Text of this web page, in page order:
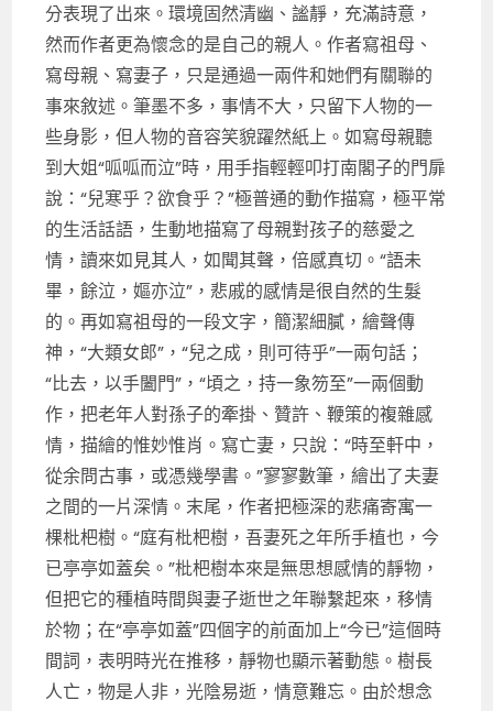
分表現了出來。環境固然清幽、謐靜，充滿詩意，
然而作者更為懷念的是自己的親人。作者寫祖母、
寫母親、寫妻子，只是通過一兩件和她們有關聯的
事來敘述。筆墨不多，事情不大，只留下人物的一
些身影，但人物的音容笑貌躍然紙上。如寫母親聽
到大姐“呱呱而泣”時，用手指輕輕叩打南閣子的門扉
說：“兒寒乎？欲食乎？”極普通的動作描寫，極平常
的生活話語，生動地描寫了母親對孩子的慈愛之
情，讀來如見其人，如聞其聲，倍感真切。“語未
畢，餘泣，嫗亦泣”，悲戚的感情是很自然的生髮
的。再如寫祖母的一段文字，簡潔細膩，繪聲傳
神，“大類女郎”，“兒之成，則可待乎”一兩句話；
“比去，以手闔門”，“頃之，持一象笏至”一兩個動
作，把老年人對孫子的牽掛、贊許、鞭策的複雜感
情，描繪的惟妙惟肖。寫亡妻，只說：“時至軒中，
從余問古事，或憑幾學書。”寥寥數筆，繪出了夫妻
之間的一片深情。末尾，作者把極深的悲痛寄寓一
棵枇杷樹。“庭有枇杷樹，吾妻死之年所手植也，今
已亭亭如蓋矣。”枇杷樹本來是無思想感情的靜物，
但把它的種植時間與妻子逝世之年聯繫起來，移情
於物；在“亭亭如蓋”四個字的前面加上“今已”這個時
間詞，表明時光在推移，靜物也顯示著動態。樹長
人亡，物是人非，光陰易逝，情意難忘。由於想念